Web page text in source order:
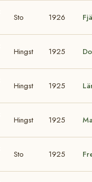
Sto 1926
Hingst 1925
Hingst 1925
Hingst 1925
Sto 1925